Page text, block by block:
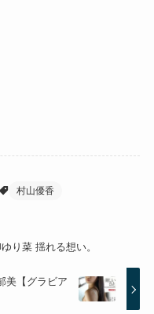
村山優香
り菜 揺れる想い。
美【グラビア